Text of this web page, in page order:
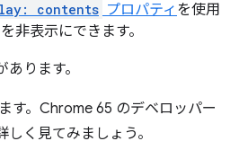
contents プロパティ を使用
非表示にできます。
あります。
す。Chrome 65 のデベロッパー
く見てみましょう。